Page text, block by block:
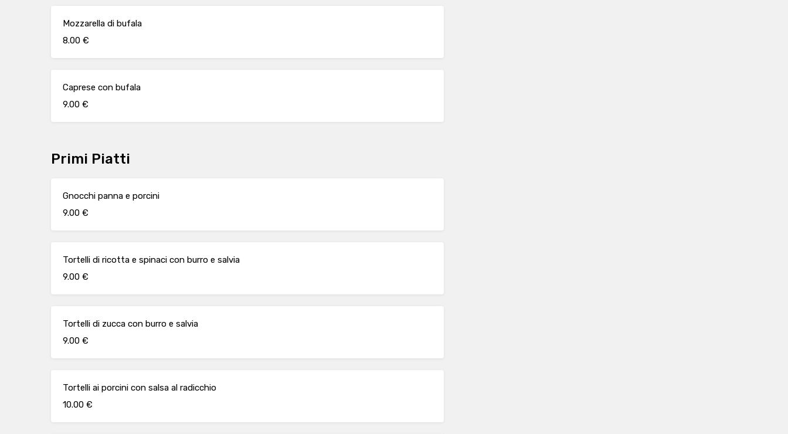
Mozzarella di bufala
8.00 €
Caprese con bufala
9.00 €
Primi Piatti
Gnocchi panna e porcini
9.00 €
Tortelli di ricotta e spinaci con burro e salvia
9.00 €
Tortelli di zucca con burro e salvia
9.00 €
Tortelli ai porcini con salsa al radicchio
10.00 €